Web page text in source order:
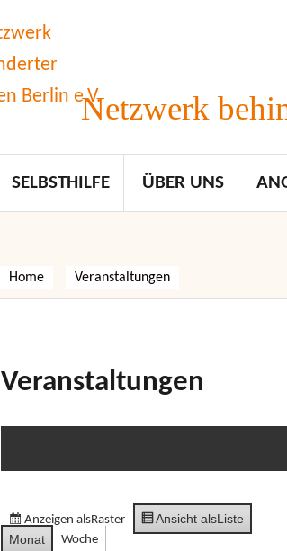
Netzwerk
SELBSTHILFE ÜBER UNS
Home Veranstaltungen
Veranstaltungen
Anzeigen alsRaster Ansicht alsListe
Monat
Woche